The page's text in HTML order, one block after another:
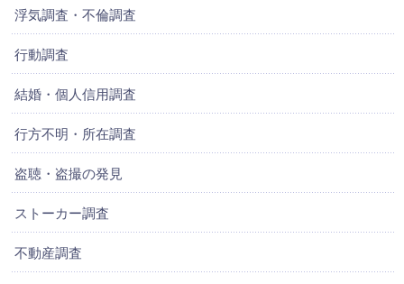
浮気調査・不倫調査
行動調査
結婚・個人信用調査
行方不明・所在調査
盗聴・盗撮の発見
ストーカー調査
不動産調査